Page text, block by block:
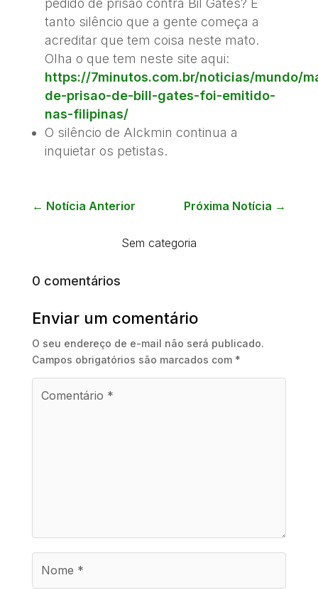
tanto silêncio que a gente começa a
acreditar que tem coisa neste mato.
Olha o que tem neste site aqui:
https://7minutos.com.br/noticias/mundo/
de-prisao-de-bill-gates-foi-emitido-
nas-filipinas/
O silêncio de Alckmin continua a
inquietar os petistas.
← Notícia Anterior Próxima Notícia →
Sem categoria
0 comentários
Enviar um comentário
O seu endereço de e-mail não será publicado.
Campos obrigatórios são marcados com *